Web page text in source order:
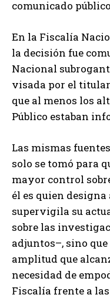
comunicado
En la Fiscalía
la decisión fue
Nacional
visada por el titular
que al menos los
Público estaban
Las mismas
solo se tomó para
mayor control
él es quien
supervigila su
sobre las
adjuntos–, sino
amplitud que
necesidad de
Fiscalía frente a